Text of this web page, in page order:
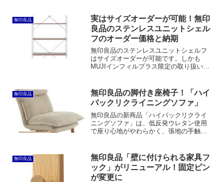
う点でも似ています。一方で取っ手が邪
魔にならない、見た目にスッキリ見え
る、価格が安いというメリットもありま
す。
無印良品
実はサイズオーダーが可能！無印
良品のステンレスユニットシェル
フのオーダー価格と納期
無印良品のステンレスユニットシェルフ
はサイズオーダーが可能です。しかも
MUJIインフィルプラス限定の取り扱いで
価格と納期について紹介しています。
無印良品
無印良品の脚付き座椅子！「ハイ
バックリクライニングソファ」
無印良品の新商品「ハイバックリクライ
ニングソファ」は、低反発ウレタン使用
で座り心地がやわらかく、張地の手触り
構造をしています。一方でカバーのフィ
ット感が悪く、耐久性は高いとは言えな
いでしょう。
無印良品
無印良品「壁に付けられる家具フ
ック」がリニューアル！固定ピン
が変更に